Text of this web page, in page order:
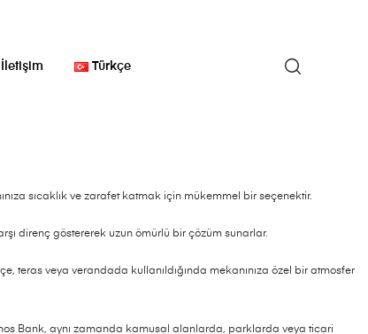
İletişim Türkçe
sıcaklık ve zarafet katmak için mükemmel bir seçenektir.
direnç göstererek uzun ömürlü bir çözüm sunarlar.
teras veya verandada kullanıldığında mekanınıza özel bir atmosfer
Bank, aynı zamanda kamusal alanlarda, parklarda veya ticari